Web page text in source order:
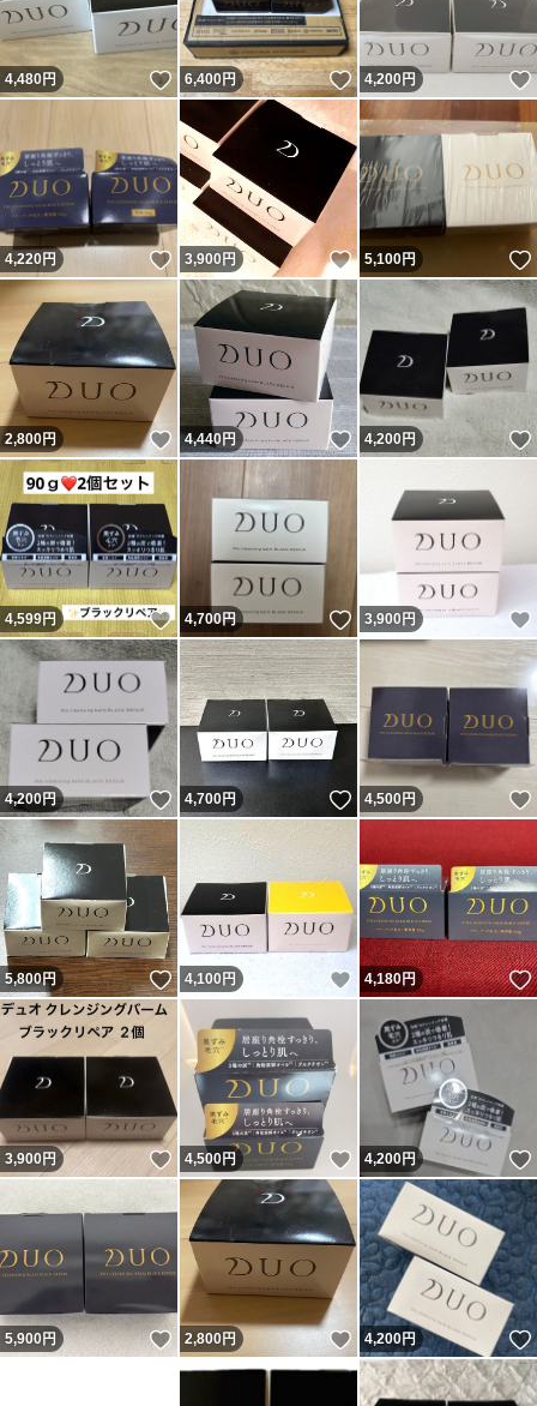
4,480円 いいね！
6,400円 いいね！
4,200円
4,220円 いいね！
3,900 円 いいね！
5,100円
2,800円 いいね！
4,440円 いいね！
4,200円
4,599円 いいね！
4,700円 いいね！
3,900 円
4,200円 いいね！
4,700円 いいね！
4,500円
5,800円 いいね！
4,100 円 いいね！
4,180円
3,900円 いいね！
4,500円 いいね！
4,200円
5,900円 いいね！
2,800円 いいね！
4,200円